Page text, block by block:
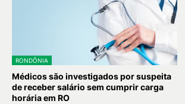
RONDÔNIA
Médicos são investigados por suspeita
de receber salário sem cumprir carga
horária em RO